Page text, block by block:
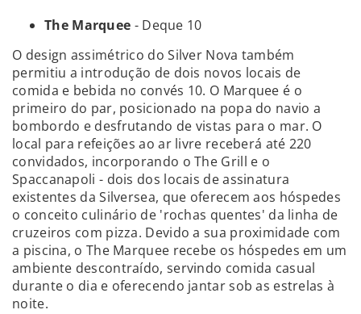
The Marquee - Deque 10
O design assimétrico do Silver Nova também
permitiu a introdução de dois novos locais de
comida e bebida no convés 10. O Marquee é o
primeiro do par, posicionado na popa do navio a
bombordo e desfrutando de vistas para o mar. O
local para refeições ao ar livre receberá até 220
convidados, incorporando o The Grill e o
Spaccanapoli - dois dos locais de assinatura
existentes da Silversea, que oferecem aos hóspedes
o conceito culinário de 'rochas quentes' da linha de
cruzeiros com pizza. Devido a sua proximidade com
a piscina, o The Marquee recebe os hóspedes em um
ambiente descontraído, servindo comida casual
durante o dia e oferecendo jantar sob as estrelas à
noite.